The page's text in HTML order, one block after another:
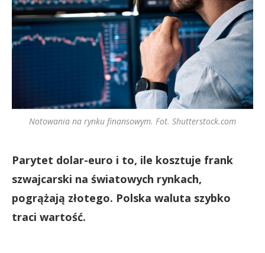
Notowania na rynku finansowym. Fot. Shutterstock.com
Parytet dolar-euro i to, ile kosztuje frank
szwajcarski na światowych rynkach,
pogrążają złotego. Polska waluta szybko
traci wartość.